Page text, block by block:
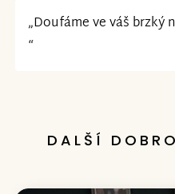
„Doufáme ve váš brzký
“
DALŠÍ